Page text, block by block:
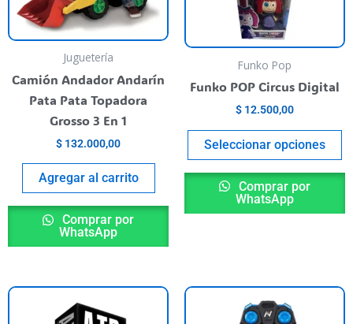
Juguetería
Camión Andador Andarín
Pata Pata Topadora
Grosso 3 En 1
$ 132.000,00
Agregar al carrito
Comprar por
WhatsApp
Funko Pop
Funko POP Circus Digital
$ 12.500,00
Seleccionar opciones
se
del
Comprar por
WhatsApp